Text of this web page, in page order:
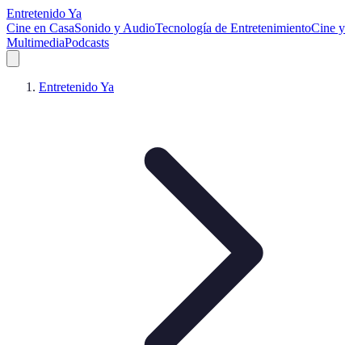
Entretenido Ya
Cine en CasaSonido y AudioTecnología de EntretenimientoCine y
MultimediaPodcasts
Entretenido Ya